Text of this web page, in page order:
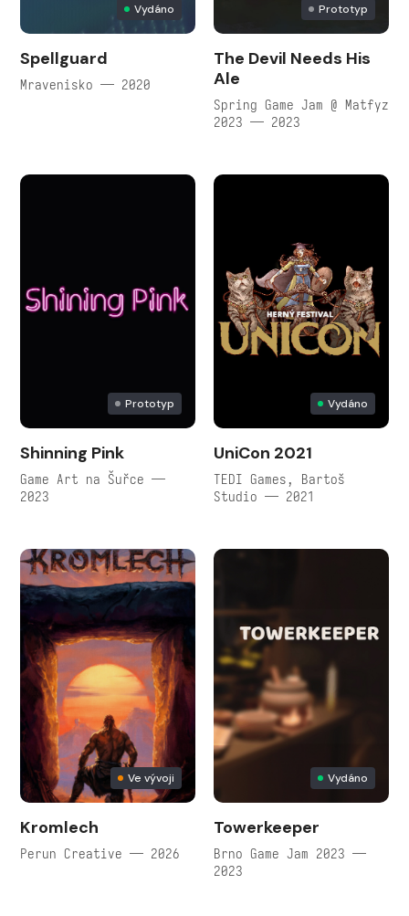
Vydáno
Spellguard
Mravenisko — 2020
Prototyp
The Devil Needs His
Ale
Spring Game Jam @ Matfyz
2023 — 2023
Prototyp
Shinning Pink
Game Art na Šuřce —
2023
Vydáno
UniCon 2021
TEDI Games, Bartoš
Studio — 2021
Ve vývoji
Kromlech
Perun Creative — 2026
Vydáno
Towerkeeper
Brno Game Jam 2023 —
2023